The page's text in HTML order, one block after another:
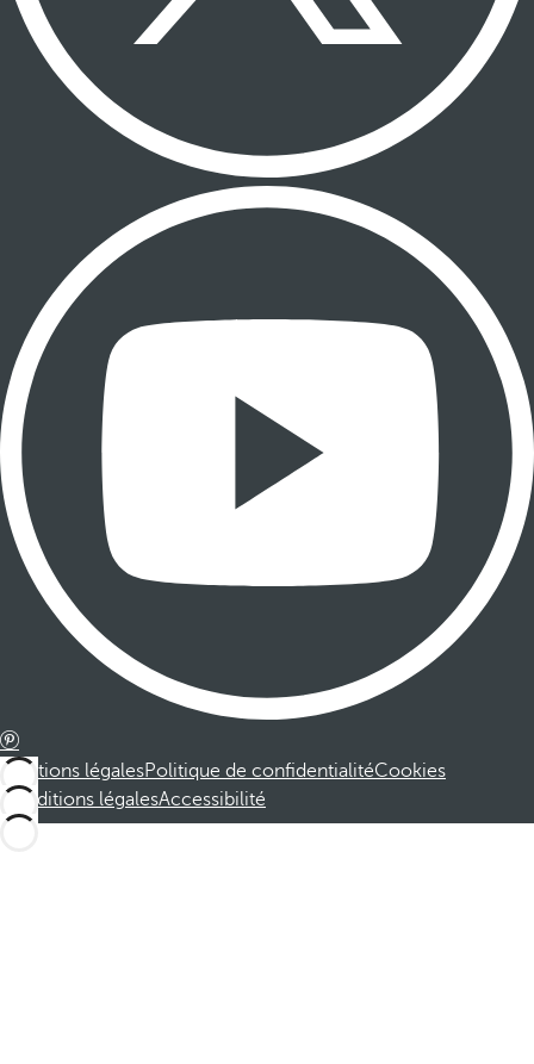
Mentions légalesPolitique de confidentialitéCookies
Conditions légalesAccessibilité